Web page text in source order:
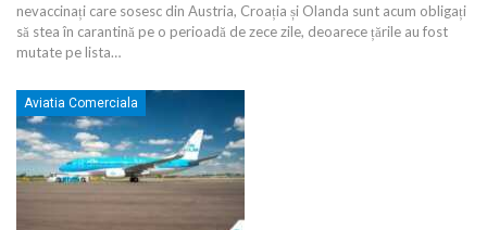
nevaccinați care sosesc din Austria, Croația și Olanda sunt acum obligați
să stea în carantină pe o perioadă de zece zile, deoarece țările au fost
mutate pe lista…
Aviatia Comerciala